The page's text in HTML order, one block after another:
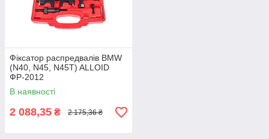
Фіксатор распредвалів BMW
(N40, N45, N45T) ALLOID
ФР-2012
В наявності
2 088,35 ₴ 2 175,36 ₴